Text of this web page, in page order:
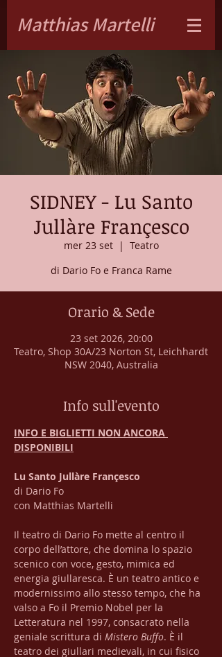
Matthias Martelli
SIDNEY - Lu Santo
Jullàre Françesco
mer 23 set
  |
Teatro
di Dario Fo e Franca Rame
Orario & Sede
23 set 2026, 20:00
Teatro, Shop 30A/23 Norton St, Leichhardt
NSW 2040, Australia
Info sull'evento
INFO E BIGLIETTI NON ANCORA
DISPONIBILI
Lu Santo Jullàre Françesco
di Dario Fo
con Matthias Martelli
Il teatro di Dario Fo mette al centro il
corpo dell’attore, che domina lo spazio
scenico con voce, gesto, mimica ed
energia giullaresca. È un teatro antico e
modernissimo allo stesso tempo, che ha
valso a Fo il Premio Nobel per la
Letteratura nel 1997, consacrato nella
geniale scrittura di Mistero Buffo. È il
teatro dei giullari medievali, in cui fisico